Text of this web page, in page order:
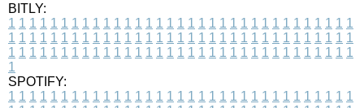
BITLY:
1 1 1 1 1 1 1 1 1 1 1 1 1 1 1 1 1 1 1 1 1 1 1 1 1 1 1 1 1 1 1 1 1
1 1 1 1 1 1 1 1 1 1 1 1 1 1 1 1 1 1 1 1 1 1 1 1 1 1 1 1 1 1 1 1 1
1 1 1 1 1 1 1 1 1 1 1 1 1 1 1 1 1 1 1 1 1 1 1 1 1 1 1 1 1 1 1 1 1
1
SPOTIFY:
1 1 1 1 1 1 1 1 1 1 1 1 1 1 1 1 1 1 1 1 1 1 1 1 1 1 1 1 1 1 1 1 1